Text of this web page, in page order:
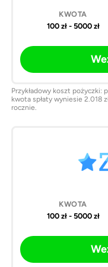
100 zł - 5000 zł
Przykładowy koszt pożyczki:
kwota spłaty wyniesie 2.018
rocznie.
100 zł - 5000 zł